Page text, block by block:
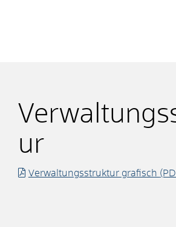
ur
Verwaltungsstruktur grafisch